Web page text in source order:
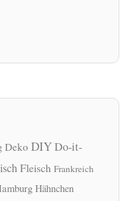
Deko DIYDo-it-
Fleisch Frankreich
Hähnchen